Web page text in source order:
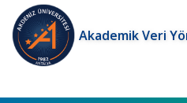
Akademik Veri